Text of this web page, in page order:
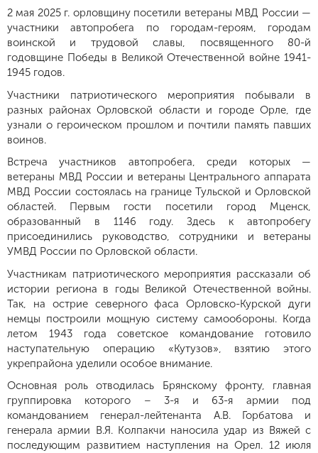
2 мая 2025 г. орловщину посетили ветераны МВД России —
участники автопробега по городам-героям, городам
воинской и трудовой славы, посвященного 80-й
годовщине Победы в Великой Отечественной войне 1941-
1945 годов.
Участники патриотического мероприятия побывали в
разных районах Орловской области и городе Орле, где
узнали о героическом прошлом и почтили память павших
воинов.
Встреча участников автопробега, среди которых —
ветераны МВД России и ветераны Центрального аппарата
МВД России состоялась на границе Тульской и Орловской
областей. Первым гости посетили город Мценск,
образованный в 1146 году. Здесь к автопробегу
присоединились руководство, сотрудники и ветераны
УМВД России по Орловской области.
Участникам патриотического мероприятия рассказали об
истории региона в годы Великой Отечественной войны.
Так, на острие северного фаса Орловско-Курской дуги
немцы построили мощную систему самообороны. Когда
летом 1943 года советское командование готовило
наступательную операцию «Кутузов», взятию этого
укрепрайона уделили особое внимание.
Основная роль отводилась Брянскому фронту, главная
группировка которого – 3-я и 63-я армии под
командованием генерал-лейтенанта А.В. Горбатова и
генерала армии В.Я. Колпакчи наносила удар из Вяжей с
последующим развитием наступления на Орел. 12 июля